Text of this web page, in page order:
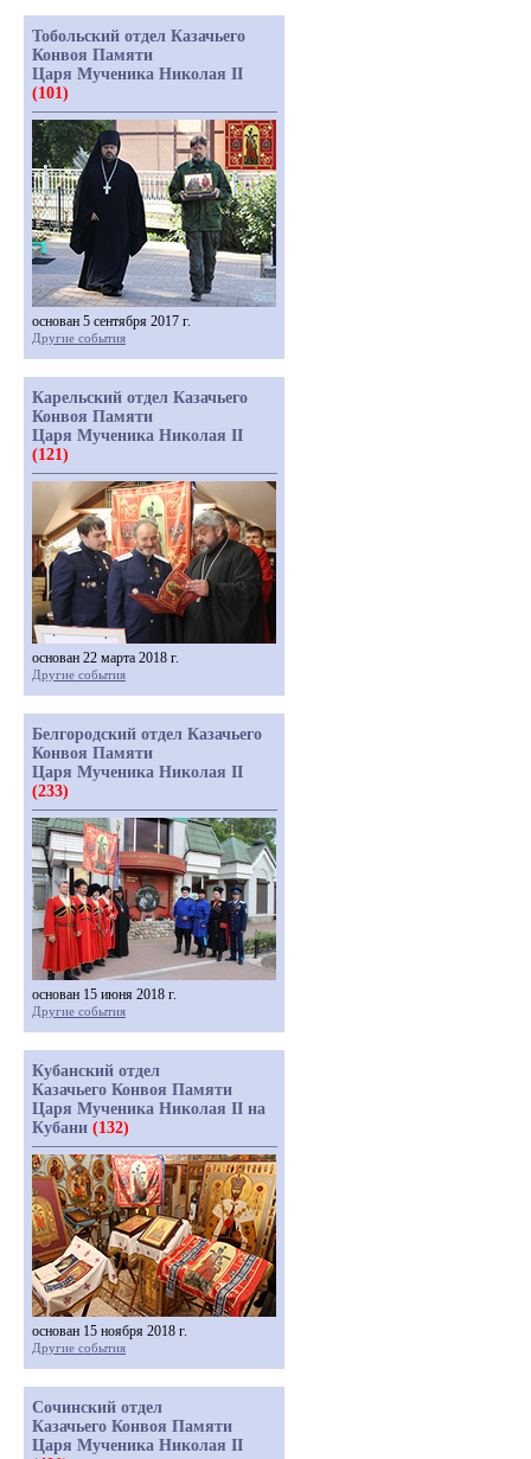
Тобольский отдел Казачьего
Конвоя Памяти
Царя Мученика Николая II
(101)
основан 5 сентября 2017 г.
Другие события
Карельский отдел Казачьего
Конвоя Памяти
Царя Мученика Николая II
(121)
основан 22 марта 2018 г.
Другие события
Белгородский отдел Казачьего
Конвоя Памяти
Царя Мученика Николая II
(233)
основан 15 июня 2018 г.
Другие события
Кубанский отдел
Казачьего Конвоя Памяти
Царя Мученика Николая II на
Кубани (132)
основан 15 ноября 2018 г.
Другие события
Сочинский отдел
Казачьего Конвоя Памяти
Царя Мученика Николая II